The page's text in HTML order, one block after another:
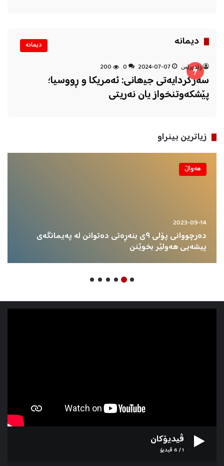
دیمانه‌ دیمانه‌
زێدپرێس 2024-07-07
0
200
سەرکردایەتی جیھانی: ئەمریکا و ڕووسیا؛
پێشکەوتنخواز یان نەریتی
زیاترین بینراو
هه‌واڵ
2024-07-28
تەواوی ڕێنماییەکانی دابەشکردنی زەوی بەسەر
فەرمانبەران و خانەنشینان
ڤیدیۆکان
1
/
6 ڤیدیۆ